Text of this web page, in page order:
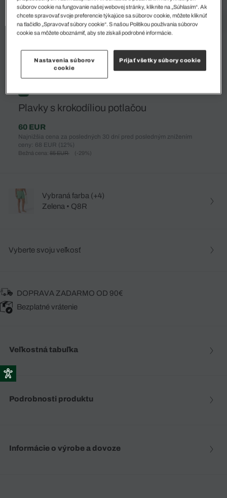
%
Plavky s krokodíliou potlačou
60 EUR
Najnižšia cena za posledných 30 dní pred posledným znížením
ceny: 68 EUR (12%)
Bežná cena: 85 EUR (-29%)
Vybraná farba (+4)
Zelena • Q8R
Vyberte svoju veľkosť
DOPRAVA ZADARMO OD 90€
Bezplatné vrátenie
Veľkostná tabuľka
Podrobnosti produktu
Informácie o výrobe a dovoze
súborov cookie na fungovanie našej webovej stránky, kliknite na „Súhlasím“. Ak
chcete spravovať svoje preferencie týkajúce sa súborov cookie, môžete kliknúť
na tlačidlo „Spravovať súbory cookie“. S našou Politikou používania súborov
cookie sa môžete oboznámiť, aby ste získali podrobné informácie.
Nastavenia súborov
cookie
Prijať všetky súbory cookie